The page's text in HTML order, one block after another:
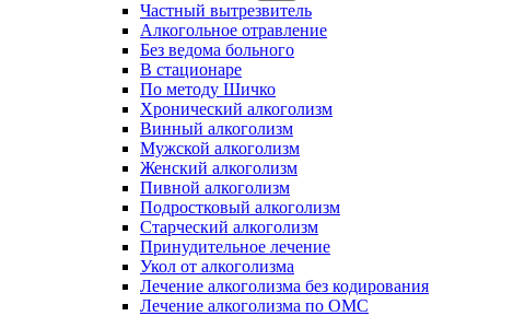
Частный вытрезвитель
Алкогольное отравление
Без ведома больного
В стационаре
По методу Шичко
Хронический алкоголизм
Винный алкоголизм
Мужской алкоголизм
Женский алкоголизм
Пивной алкоголизм
Подростковый алкоголизм
Старческий алкоголизм
Принудительное лечение
Укол от алкоголизма
Лечение алкоголизма без кодирования
Лечение алкоголизма по ОМС